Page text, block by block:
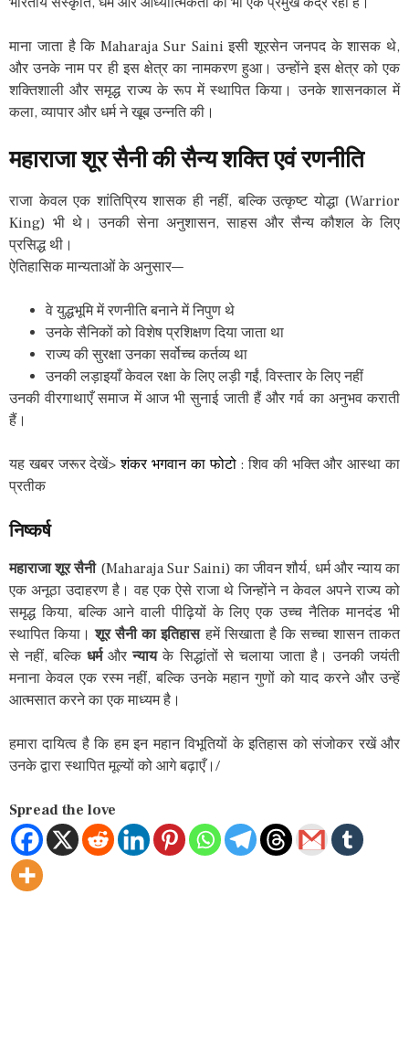
माना जाता है कि Maharaja Sur Saini इसी शूरसेन जनपद के शासक थे,
और उनके नाम पर ही इस क्षेत्र का नामकरण हुआ। उन्होंने इस क्षेत्र को एक
शक्तिशाली और समृद्ध राज्य के रूप में स्थापित किया। उनके शासनकाल में
कला, व्यापार और धर्म ने खूब उन्नति की।
महाराजाशूरसैनीकीसैन्यशक्तिएवंरणनीति
राजा केवल एक शांतिप्रिय शासक ही नहीं, बल्कि उत्कृष्ट योद्धा (Warrior
King) भी थे। उनकी सेना अनुशासन, साहस और सैन्य कौशल के लिए
प्रसिद्ध थी।
ऐतिहासिक मान्यताओं के अनुसार—
वे युद्धभूमि में रणनीति बनाने में निपुण थे
उनके सैनिकों को विशेष प्रशिक्षण दिया जाता था
राज्य की सुरक्षा उनका सर्वोच्च कर्तव्य था
उनकी लड़ाइयाँ केवल रक्षा के लिए लड़ी गईं, विस्तार के लिए नहीं
उनकी वीरगाथाएँ समाज में आज भी सुनाई जाती हैं और गर्व का अनुभव कराती
हैं।
यह खबर जरूर देखें>शंकर भगवान का फोटो: शिव की भक्ति और आस्था का
प्रतीक
निष्कर्ष
महाराजा शूर सैनी(Maharaja Sur Saini) का जीवन शौर्य, धर्म और न्याय का
एक अनूठा उदाहरण है। वह एक ऐसे राजा थे जिन्होंने न केवल अपने राज्य को
समृद्ध किया, बल्कि आने वाली पीढ़ियों के लिए एक उच्च नैतिक मानदंड भी
स्थापित किया।शूर सैनी का इतिहासहमें सिखाता है कि सच्चा शासन ताकत
से नहीं, बल्किधर्मऔरन्यायके सिद्धांतों से चलाया जाता है। उनकी जयंती
मनाना केवल एक रस्म नहीं, बल्कि उनके महान गुणों को याद करने और उन्हें
आत्मसात करने का एक माध्यम है।
हमारा दायित्व है कि हम इन महान विभूतियों के इतिहास को संजोकर रखें और
उनके द्वारा स्थापित मूल्यों को आगे बढ़ाएँ।/
Spread the love